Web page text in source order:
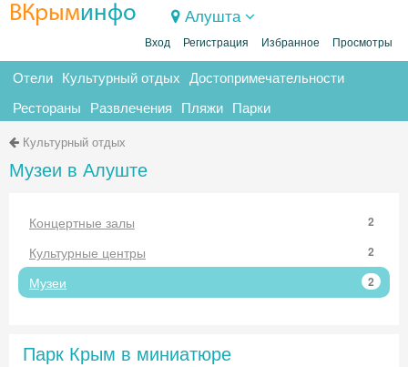
ВКрыминфо Алушта
Вход Регистрация Избранное Просмотры
Отели Культурный отдых Достопримечательности
Рестораны Развлечения Пляжи Парки
Культурный отдых
Музеи в Алуште
Концертные залы 2
Культурные центры 2
Музеи 2
Парк Крым в миниатюре